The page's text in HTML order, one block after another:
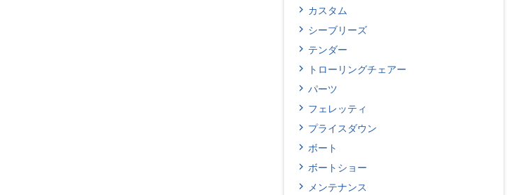
カスタム
シーブリーズ
テンダー
トローリングチェアー
パーツ
フェレッティ
プライスダウン
ボート
ボートショー
メンテナンス